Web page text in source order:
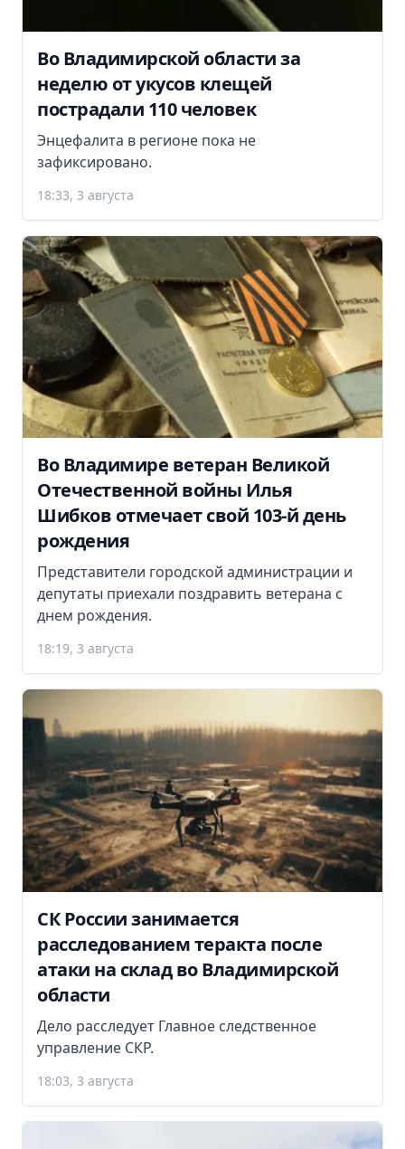
Во Владимирской области за
неделю от укусов клещей
пострадали 110 человек
Энцефалита в регионе пока не
зафиксировано.
18:33, 3 августа
Во Владимире ветеран Великой
Отечественной войны Илья
Шибков отмечает свой 103-й день
рождения
Представители городской администрации и
депутаты приехали поздравить ветерана с
днем рождения.
18:19, 3 августа
СК России занимается
расследованием теракта после
атаки на склад во Владимирской
области
Дело расследует Главное следственное
управление СКР.
18:03, 3 августа